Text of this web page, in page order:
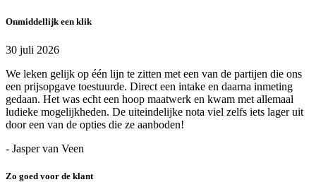
Onmiddellijk een klik
30 juli 2026
We leken gelijk op één lijn te zitten met een van de partijen die ons
een prijsopgave toestuurde. Direct een intake en daarna inmeting
gedaan. Het was echt een hoop maatwerk en kwam met allemaal
ludieke mogelijkheden. De uiteindelijke nota viel zelfs iets lager uit
door een van de opties die ze aanboden!
- Jasper van Veen
Zo goed voor de klant